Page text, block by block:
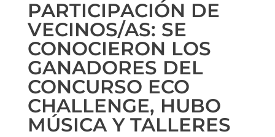
PARTICIPACIÓN DE
VECINOS/AS: SE
CONOCIERON LOS
GANADORES DEL
CONCURSO ECO
CHALLENGE, HUBO
MÚSICA Y TALLERES